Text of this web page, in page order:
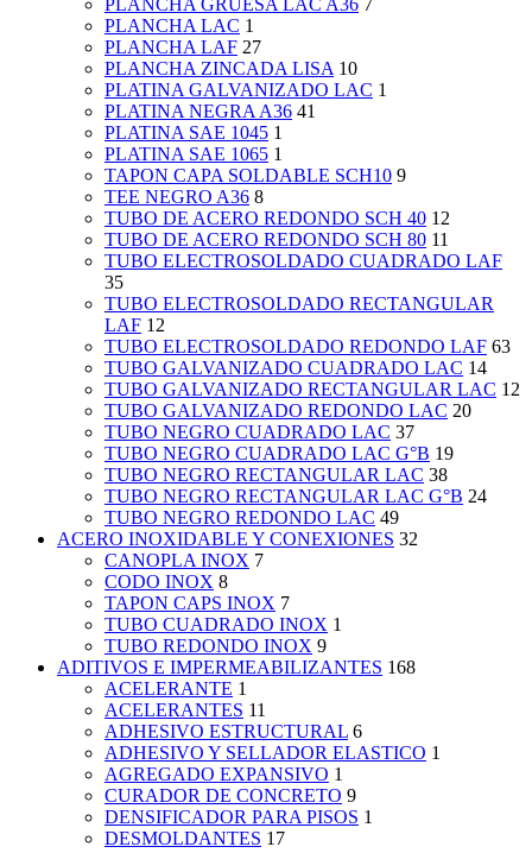
PLANCHA LAC 1
PLANCHA LAF 27
PLANCHA ZINCADA LISA 10
PLATINA GALVANIZADO LAC 1
PLATINA NEGRA A36 41
PLATINA SAE 1045 1
PLATINA SAE 1065 1
TAPON CAPA SOLDABLE SCH10 9
TEE NEGRO A36 8
TUBO DE ACERO REDONDO SCH 40 12
TUBO DE ACERO REDONDO SCH 80 11
TUBO ELECTROSOLDADO CUADRADO LAF
35
TUBO ELECTROSOLDADO RECTANGULAR
LAF 12
TUBO ELECTROSOLDADO REDONDO LAF 63
TUBO GALVANIZADO CUADRADO LAC 14
TUBO GALVANIZADO RECTANGULAR LAC 12
TUBO GALVANIZADO REDONDO LAC 20
TUBO NEGRO CUADRADO LAC 37
TUBO NEGRO CUADRADO LAC G°B 19
TUBO NEGRO RECTANGULAR LAC 38
TUBO NEGRO RECTANGULAR LAC G°B 24
TUBO NEGRO REDONDO LAC 49
ACERO INOXIDABLE Y CONEXIONES 32
CANOPLA INOX 7
CODO INOX 8
TAPON CAPS INOX 7
TUBO CUADRADO INOX 1
TUBO REDONDO INOX 9
ADITIVOS E IMPERMEABILIZANTES 168
ACELERANTE 1
ACELERANTES 11
ADHESIVO ESTRUCTURAL 6
ADHESIVO Y SELLADOR ELASTICO 1
AGREGADO EXPANSIVO 1
CURADOR DE CONCRETO 9
DENSIFICADOR PARA PISOS 1
DESMOLDANTES 17